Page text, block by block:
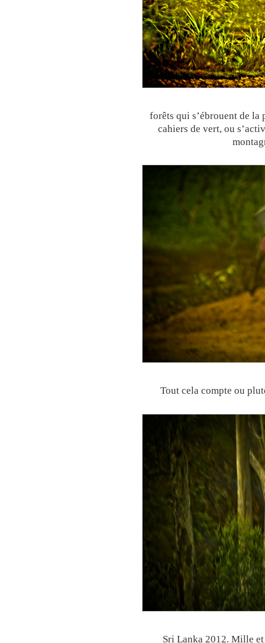
forêts qui s’ébrouent de la
cahiers de vert, ou
Tout cela compte ou
Sri Lanka 2012. Mille